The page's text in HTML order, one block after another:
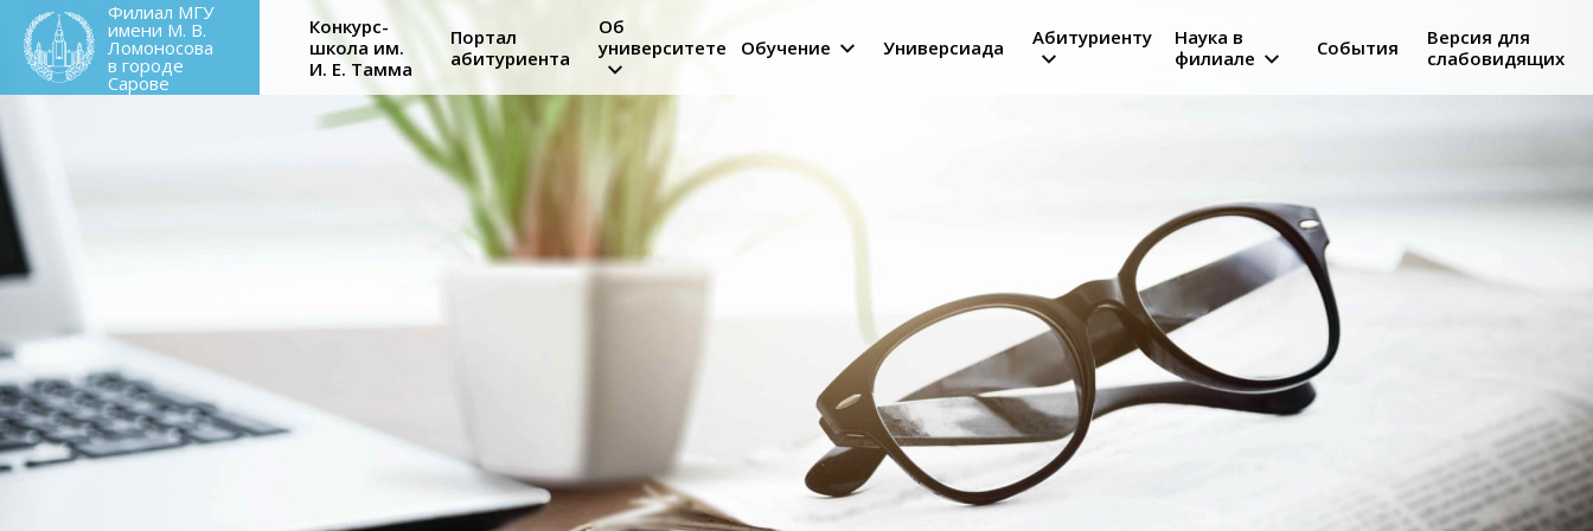
Перейти
основному
Филиал МГУ
имени М. В.
Ломоносова
в городе
Сарове
Main
navigation
Конкурс-
школа им.
И. Е. Тамма
Портал
абитуриента
Об
университете
Обучение Универсиада Абитуриенту
Наука в
филиале
События
Версия для
слабовидящих